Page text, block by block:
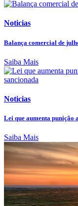
Noticias
Balança comercial de
Saiba Mais
Noticias
Lei que aumenta punição
Saiba Mais